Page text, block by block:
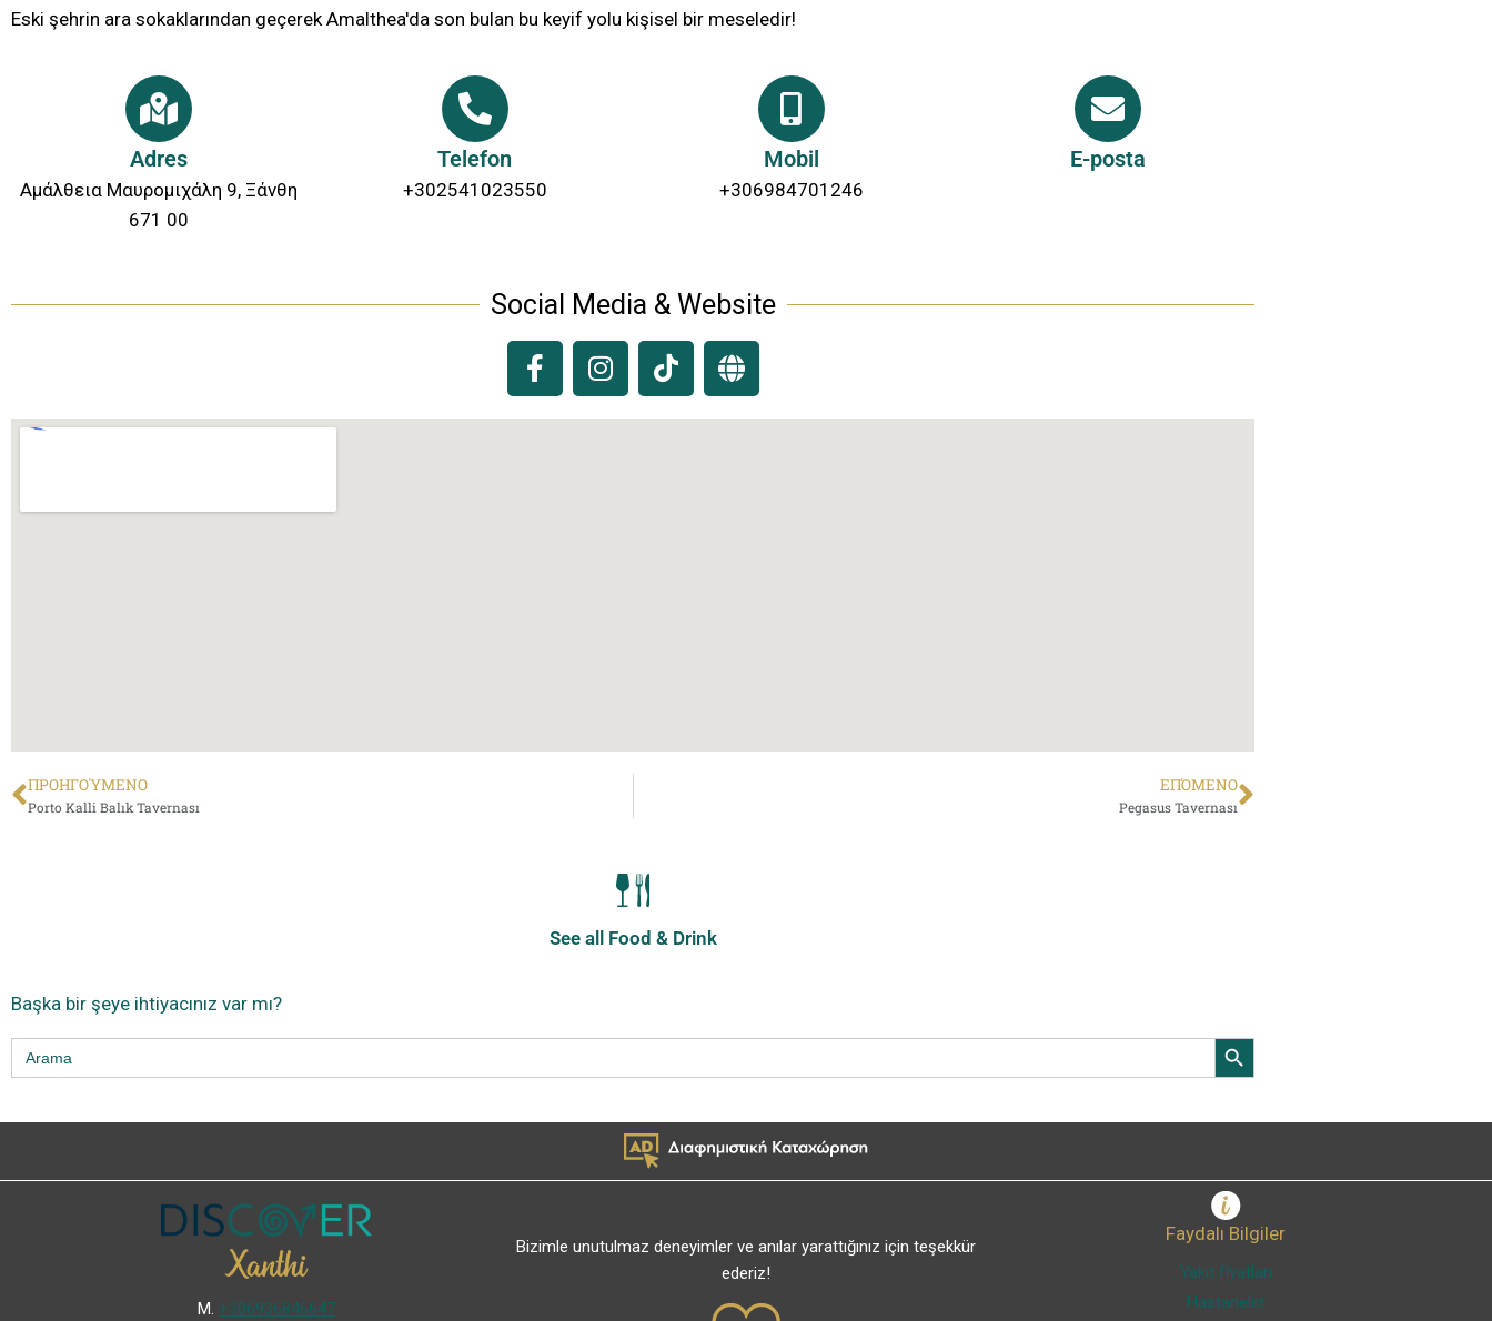
Eski şehrin ara sokaklarından geçerek Amalthea'da son bulan bu keyif yolu kişisel bir meseledir!
Adres
Αμάλθεια Μαυρομιχάλη 9, Ξάνθη
671 00
Telefon
+302541023550
Mobil
+306984701246
E-posta
Social Media & Website
ΠΡΟΗΓΟΎΜΕΝΟ
Porto Kalli Balık Tavernası
ΕΠΌΜΕΝΟ
Pegasus Tavernası
See all Food & Drink
Başka bir şeye ihtiyacınız var mı?
Search
for:
Search Button
Μ. +306936846647
Bizimle unutulmaz deneyimler ve anılar yarattığınız için teşekkür
ederiz!
Faydalı Bilgiler
Yakıt fiyatları
Hastaneler